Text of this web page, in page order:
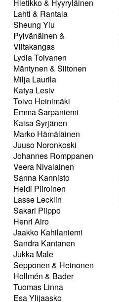
Hietikko & Hyyryläinen
Lahti & Rantala
Sheung Yiu
Pylvänäinen &
Viitakangas
Lydia Toivanen
Mäntynen & Siitonen
Milja Laurila
Katya Lesiv
Toivo Heinimäki
Emma Sarpaniemi
Kaisa Syrjänen
Marko Hämäläinen
Juuso Noronkoski
Johannes Romppanen
Veera Nivalainen
Sanna Kannisto
Heidi Piiroinen
Lasse Lecklin
Sakari Piippo
Henri Airo
Jaakko Kahilaniemi
Sandra Kantanen
Jukka Male
Sepponen & Heinonen
Hollmén & Bader
Tuomas Linna
Esa Ylijaasko